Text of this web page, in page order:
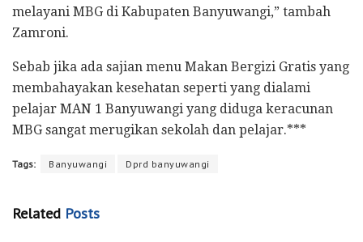
melayani MBG di Kabupaten Banyuwangi,” tambah
Zamroni.
Sebab jika ada sajian menu Makan Bergizi Gratis yang
membahayakan kesehatan seperti yang dialami
pelajar MAN 1 Banyuwangi yang diduga keracunan
MBG sangat merugikan sekolah dan pelajar.***
Tags: Banyuwangi Dprd banyuwangi
Related Posts